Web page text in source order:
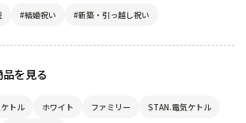
#結婚祝い #新築・引っ越し祝い
を見る
トル ホワイト ファミリー
STAN.電気ケトル